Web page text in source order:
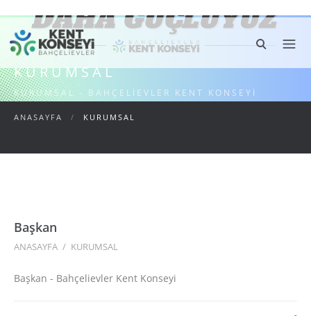
KURUMSAL
KURUMSAL - BAHÇELIEVLER KENT KONSEYI
ANASAYFA / KURUMSAL
Başkan
ANASAYFA / KURUMSAL
Başkan - Bahçelievler Kent Konseyi